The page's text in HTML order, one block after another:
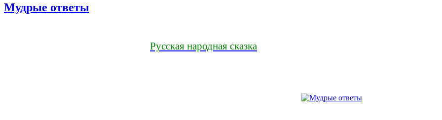
Мудрые ответы
Русская народная сказка